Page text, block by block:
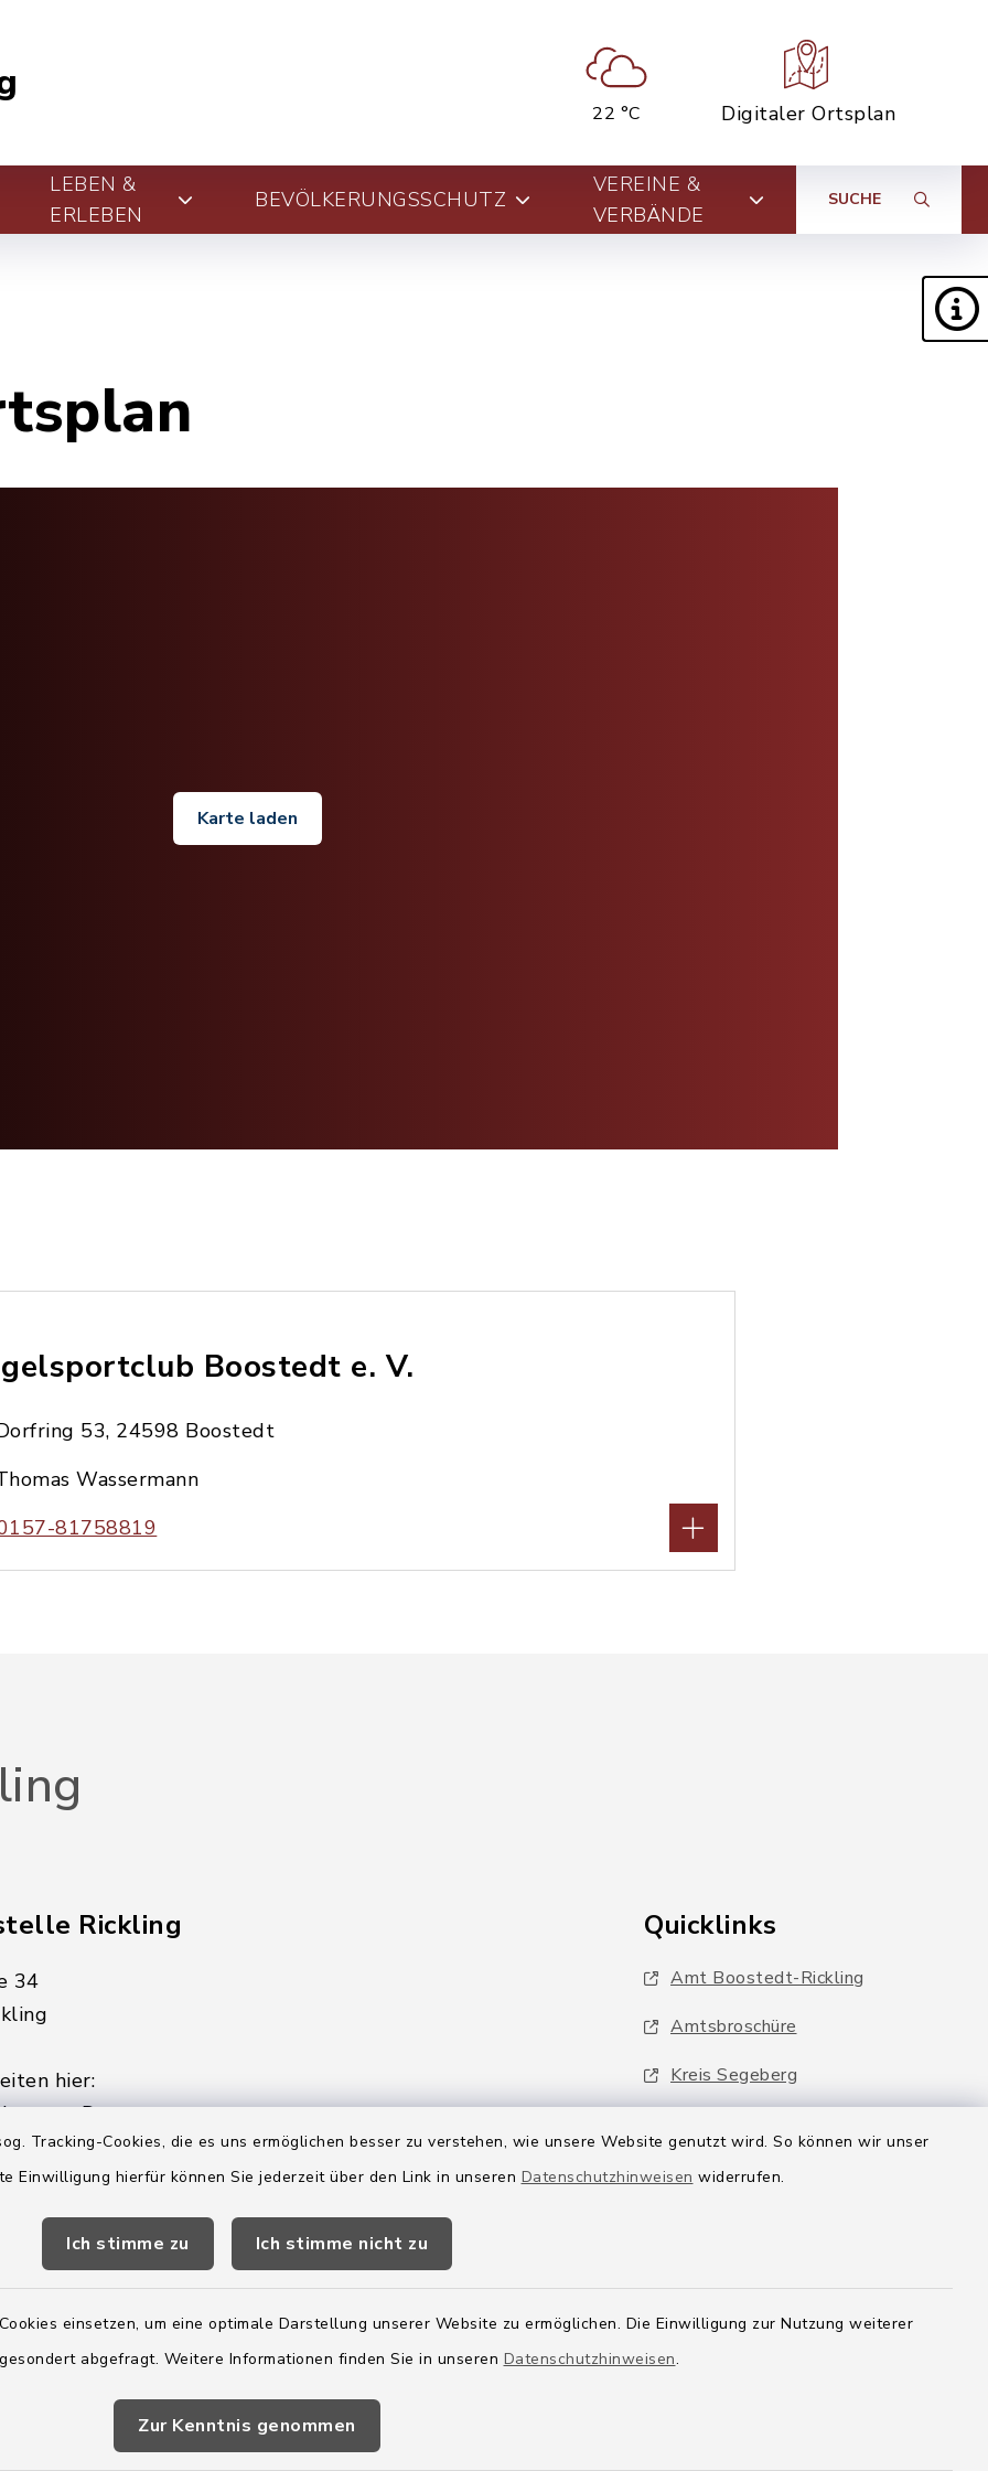
Tracking-Cookies, die es uns ermöglichen besser zu verstehen, wie unsere Website genutzt wird. So können wir unser
Einwilligung hierfür können Sie jederzeit über den Link in unseren Datenschutzhinweisen widerrufen.
Ich stimme zu Ich stimme nicht zu
einsetzen, um eine optimale Darstellung unserer Website zu ermöglichen. Die Einwilligung zur Nutzung weiterer
abgefragt. Weitere Informationen finden Sie in unseren Datenschutzhinweisen.
Zur Kenntnis genommen
22 °C Digitaler Ortsplan
LEBEN &
ERLEBEN
BEVÖLKERUNGSSCHUTZ
VEREINE &
VERBÄNDE
SUCHE
Karte laden
Boostedt e. V.
53, 24598 Boostedt
Wassermann
81758819
Rickling
34
hier:
Donnerstag,
Uhr
am Donnerstag:
Uhr
179-0
- 179-44
boostedt-
Quicklinks
Amt Boostedt-Rickling
Amtsbroschüre
Kreis Segeberg